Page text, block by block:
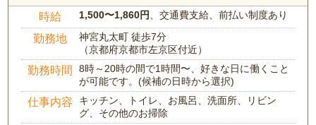
時給 1,500〜1,860円 、交通費支給、前払い制度あり
勤務地
神宮丸太町 徒歩7分
（京都府京都市左京区付近）
勤務時間
8時～20時の間で1時間〜、好きな日に働くこと
が可能です。(候補の日時から選択)
仕事内容
キッチン、トイレ、お風呂、洗面所、リビン
グ、その他のお掃除